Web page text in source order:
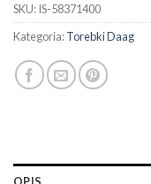
SKU:IS-58371400
Kategoria:Torebki Daag
OPIS